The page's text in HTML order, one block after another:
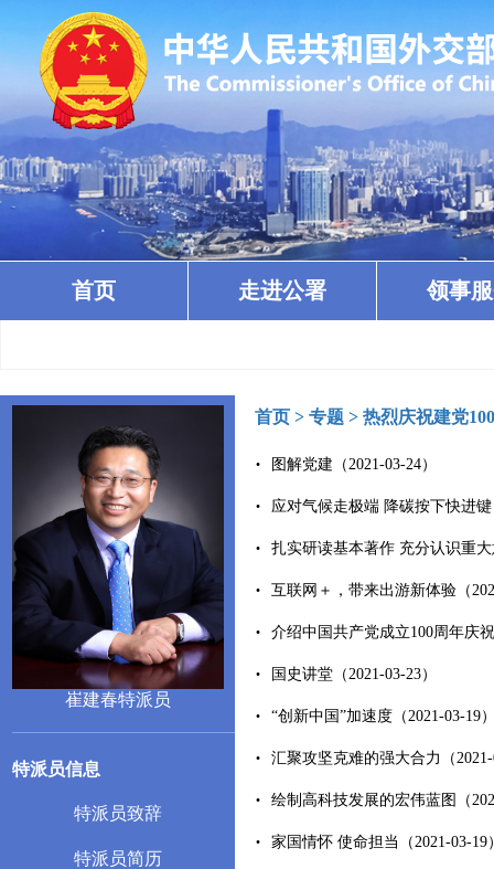
首页 走进公署 领事
崔建春特派员
特派员信息
特派员致辞
特派员简历
首页 > 专题 > 热烈庆祝建党
图解党建（2021-03-24）
应对气候走极端 降碳按下快进
扎实研读基本著作 充分认识重
互联网＋，带来出游新体验（
介绍中国共产党成立100周年庆
国史讲堂（2021-03-23）
“创新中国”加速度（2021-03-19
汇聚攻坚克难的强大合力（
绘制高科技发展的宏伟蓝图（
家国情怀 使命担当（2021-03-19